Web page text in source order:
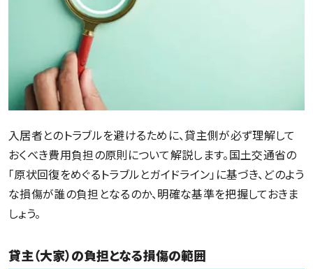
入居者とのトラブルを避けるために、貸主側が必ず理解して
おくべき費用負担の原則について解説します。国土交通省の
「原状回復をめぐるトラブルとガイドライン」に基づき、どのよう
な損傷が誰の負担となるのか、明確な基準を把握しておきま
しょう。
貸主（大家）の負担となる損傷の範囲